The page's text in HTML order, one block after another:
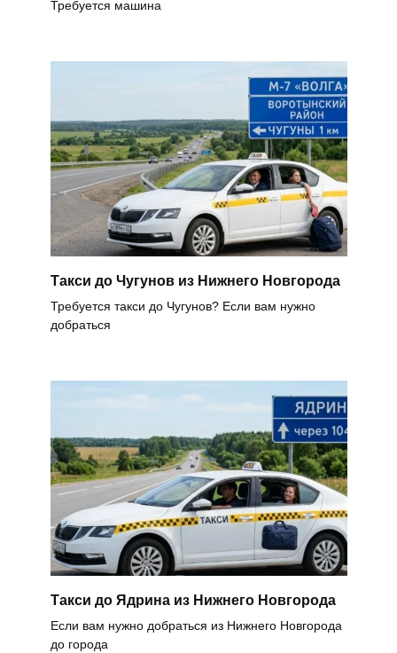
Требуется машина
Такси до Чугунов из Нижнего Новгорода
Требуется такси до Чугунов? Если вам нужно
добраться
Такси до Ядрина из Нижнего Новгорода
Если вам нужно добраться из Нижнего Новгорода
до города